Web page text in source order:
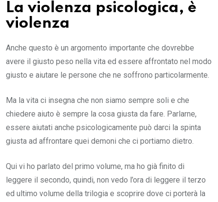
La violenza psicologica, è
violenza
Anche questo è un argomento importante che dovrebbe
avere il giusto peso nella vita ed essere affrontato nel modo
giusto e aiutare le persone che ne soffrono particolarmente.
Ma la vita ci insegna che non siamo sempre soli e che
chiedere aiuto è sempre la cosa giusta da fare. Parlarne,
essere aiutati anche psicologicamente può darci la spinta
giusta ad affrontare quei demoni che ci portiamo dietro.
Qui vi ho parlato del primo volume, ma ho già finito di
leggere il secondo, quindi, non vedo l’ora di leggere il terzo
ed ultimo volume della trilogia e scoprire dove ci porterà la